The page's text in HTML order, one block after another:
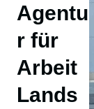
Agentu
r für
Arbeit
Lands